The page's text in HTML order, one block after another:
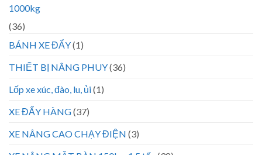
1000kg
(36)
BÁNH XE ĐẨY(1)
THIẾT BỊ NÂNG PHUY(36)
Lốp xe xúc, đào, lu, ủi(1)
XE ĐẨY HÀNG(37)
XE NÂNG CAO CHẠY ĐIỆN (3)